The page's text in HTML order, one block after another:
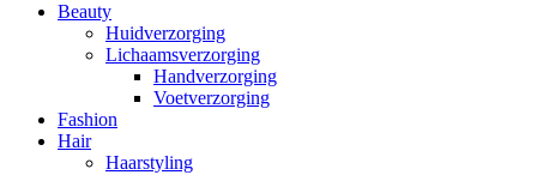
Beauty
Huidverzorging
Lichaamsverzorging
Handverzorging
Voetverzorging
Fashion
Hair
Haarstyling